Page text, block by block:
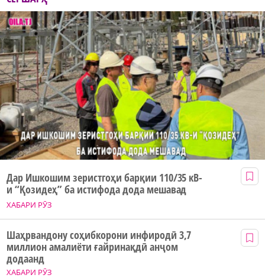
ХАБАРИ РӮЗ
Дар Ишкошим зеристгоҳи барқии 110/35 кВ-
и “Қозидеҳ” ба истифода дода мешавад
ХАБАРИ РӮЗ
Шаҳрвандону соҳибкорони инфиродӣ 3,7
миллион амалиёти ғайринақдӣ анҷом
додаанд